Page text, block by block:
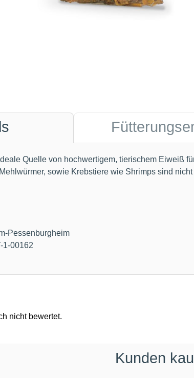
Quelle von hochwertigem, tierischem Eiweiß
sowie Krebstiere wie Shrimps sind
Pessenburgheim
1-00162
Kunden